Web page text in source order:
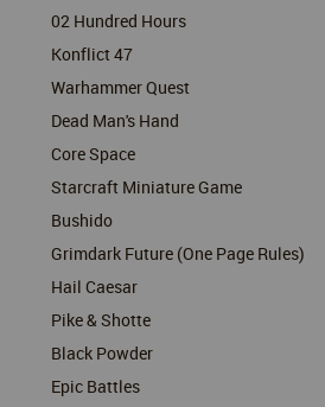
02 Hundred Hours
Konflict 47
Warhammer Quest
Dead Man's Hand
Core Space
Starcraft Miniature Game
Bushido
Grimdark Future (One Page Rules)
Hail Caesar
Pike & Shotte
Black Powder
Epic Battles